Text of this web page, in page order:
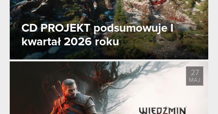
CD PROJEKT podsumowuje I
kwartał 2026 roku
27
MAJ